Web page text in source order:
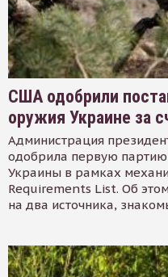
США одобрили
оружия Украине за
Администрация
одобрила первую
Украины в рамках
Requirements List. Об
на два источника,